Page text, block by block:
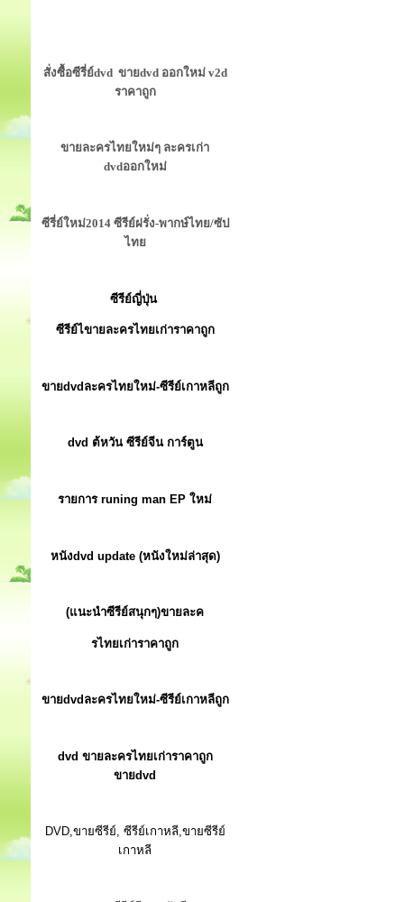
สั่งซื้อซีรี่ย์dvd ขายdvd ออกใหม่ v2d
ราคาถูก
ขายละครไทยใหม่ๆ ละครเก่า
dvdออกใหม่
ซีรี่ย์ใหม่2014 ซีรีย์ฝรั่ง-พากษ์ไทย/ซัป
ไทย
ซีรีย์ญี่ปุ่น
ซีรีย์ไขายละครไทยเก่าราคาถูก
ขายdvdละครไทยใหม่-ซีรีย์เกาหลีถูก
dvd ต้หวัน ซีรีย์จีน การ์ตูน
รายการ runing man EP ใหม่
หนังdvd update (หนังใหม่ล่าสุด)
(แนะนำซีรีย์สนุกๆ)ขายละค
รไทยเก่าราคาถูก
ขายdvdละครไทยใหม่-ซีรีย์เกาหลีถูก
dvd ขายละครไทยเก่าราคาถูก
ขายdvd
DVD,ขายซีรีย์, ซีรีย์เกาหลี,ขายซีรีย์
เกาหลี